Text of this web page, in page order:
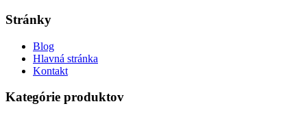
Stránky
Blog
Hlavná stránka
Kontakt
Kategórie produktov